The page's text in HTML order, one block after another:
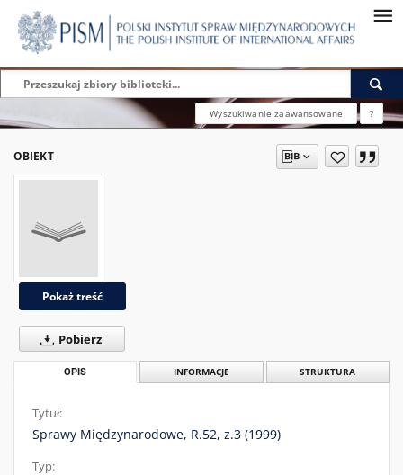
Wyszukiwanie zaawansowane ?
OBIEKT
Pokaż treść
Pobierz
OPIS INFORMACJE STRUKTURA
Tytuł:
Sprawy Międzynarodowe, R.52, z.3 (1999)
Typ: